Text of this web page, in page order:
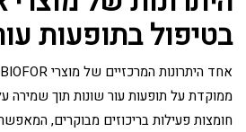
בטיפול בתופעות
ממוקדת על תופעות עור שונות תוך שמירה
חומצות פעילות בריכוזים מבוקרים,